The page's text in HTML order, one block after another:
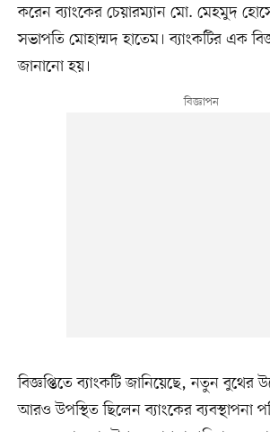
করেন ব্যাংকের চেয়ারম্যান মো. মেহমুদ
সভাপতি মোহাম্মদ হাতেম। ব্যাংকটির এক
জানানো হয়।
বিজ্ঞপ্তিতে ব্যাংকটি জানিয়েছে, নতুন বুথের
আরও উপস্থিত ছিলেন ব্যাংকের ব্যবস্থাপনা